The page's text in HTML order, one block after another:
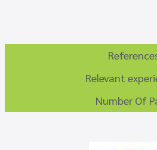
Relevant
Number Of